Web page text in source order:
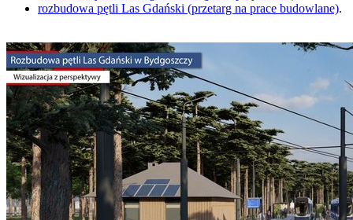
rozbudowa pętli Las Gdański (przetarg na prace budowlane).